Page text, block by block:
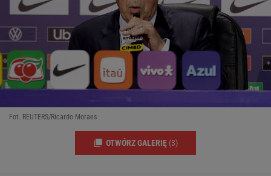
Fot. REUTERS/Ricardo Moraes
OTWÓRZ GALERIĘ (3)